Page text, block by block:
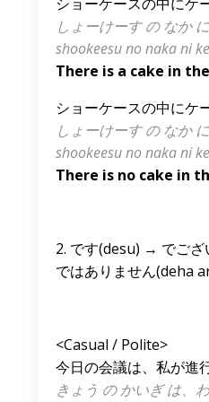
しょーけーす の なか
shookeesu no naka ni
There is a cake in
ショーケースの中にケ
しょーけーす の なか
shookeesu no naka ni
There is no cake in
2. です(desu) → でご
ではありません(deha
<Casual / Polite>
今日の会議は、私が進
きょう の かいぎ は、